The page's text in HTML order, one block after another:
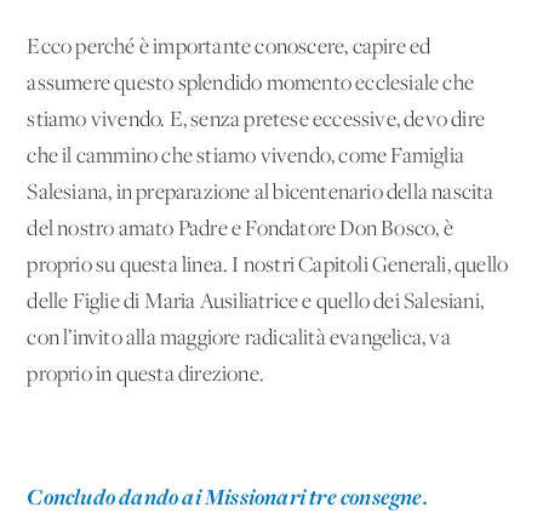
Ecco perché è importante conoscere, capire ed
assumere questo splendido momento ecclesiale che
stiamo vivendo. E, senza pretese eccessive, devo dire
che il cammino che stiamo vivendo, come Famiglia
Salesiana, in preparazione al bicentenario della nascita
del nostro amato Padre e Fondatore Don Bosco, è
proprio su questa linea. I nostri Capitoli Generali, quello
delle Figlie di Maria Ausiliatrice e quello dei Salesiani,
con l’invito alla maggiore radicalità evangelica, va
proprio in questa direzione.
Concludo dando ai Missionari tre consegne.